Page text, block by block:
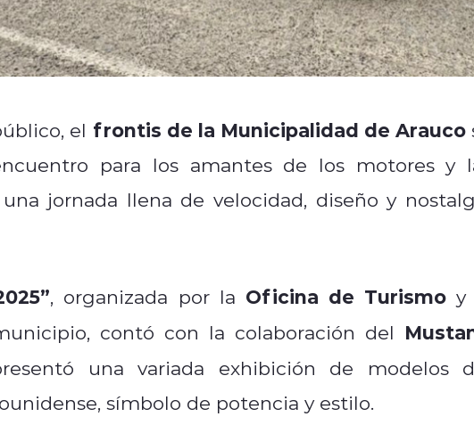
el frontis de la Municipalidad de Arauco
para los amantes de los motores y
jornada llena de velocidad, diseño y
, organizada por la Oficina de Turismoy
contó con la colaboración del
una variada exhibición de modelos
símbolo de potencia y estilo.